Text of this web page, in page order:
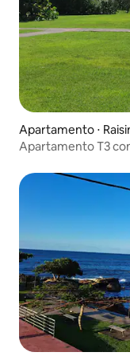
Apartamento ⋅
Apartamento T3